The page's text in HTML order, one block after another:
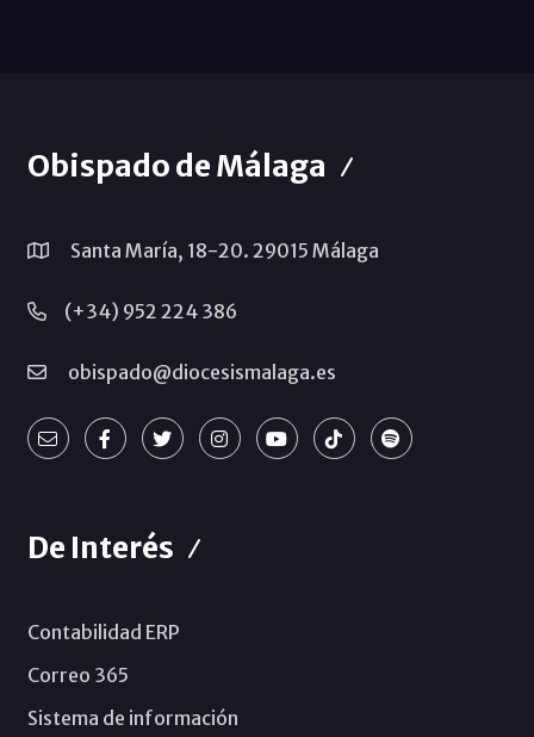
Obispado de Málaga
Santa María, 18-20. 29015 Málaga
(+34) 952 224 386
obispado@diocesismalaga.es
De Interés
Contabilidad ERP
Correo 365
Sistema de información